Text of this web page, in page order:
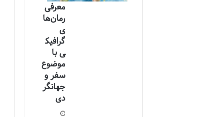
معرفی
رمان‌ها
ی
گرافیک
ی با
موضوع
سفر و
جهانگر
دی